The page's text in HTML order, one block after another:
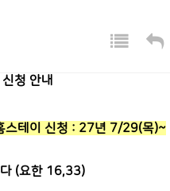
청 안내
스테이 신청 : 27년 7/29(목)~
(요한 16,33)